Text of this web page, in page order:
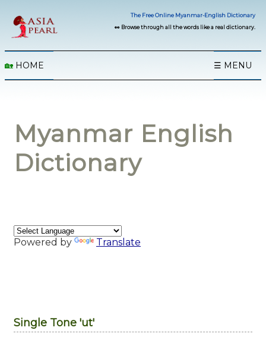
The Free Online Myanmar-English Dictionary
👀 Browse through all the words like a real dictionary.
🏡 HOME ☰ MENU
Myanmar English
Dictionary
Powered by Translate
Single Tone 'ut'